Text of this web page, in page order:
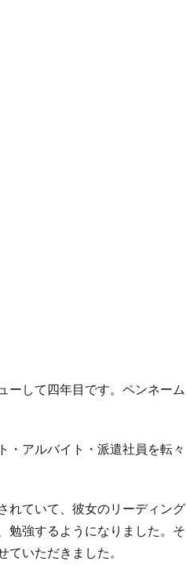
ーして四年目です。ペンネーム
アルバイト・派遣社員を転々
れていて、彼女のリーディング
勉強するようになりました。そ
いただきました。